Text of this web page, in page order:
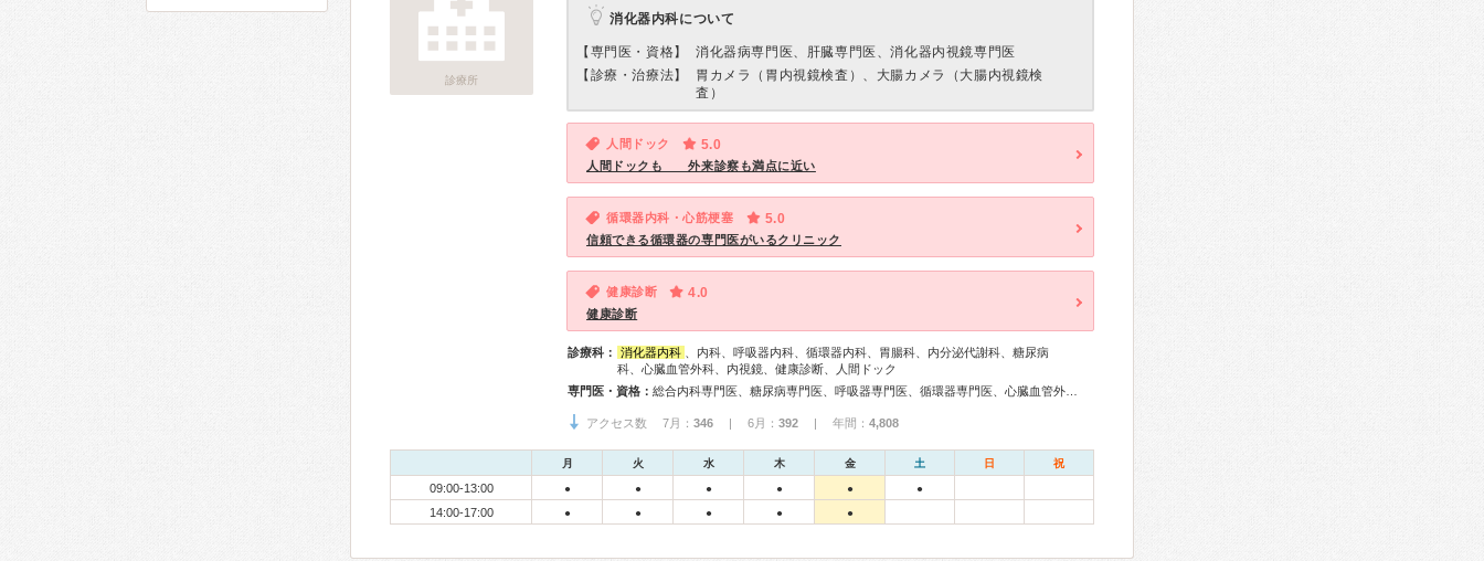
診療所
消化器内科について
【専門医・資格】
消化器病専門医、肝臓専門医、消化器内視鏡専門医
【診療・治療法】
胃カメラ（胃内視鏡検査）、大腸カメラ（大腸内視鏡検
査）
人間ドック 5.0
人間ドックも 外来診察も満点に近い
循環器内科・心筋梗塞 5.0
信頼できる循環器の専門医がいるクリニック
健康診断 4.0
健康診断
診療科： 消化器内科
、内科、呼吸器内科、循環器内科、胃腸科、内分泌代謝科、糖尿病
科、心臓血管外科、内視鏡、健康診断、人間ドック
専門医・資格：
アクセス数 7月： 346 | 6月： 392 | 年間： 4,808
月 火 水 木 金 土 日 祝
09:00-13:00 ● ● ● ● ● ●
14:00-17:00 ● ● ● ● ●